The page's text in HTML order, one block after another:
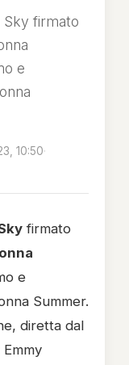
Sky firmato
e
10:50·
firmato
e
Summer.
diretta dal